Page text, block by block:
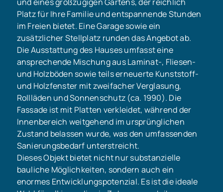
Platz für Ihre Familie und entspannende Stunden
im Freien bietet. Eine Garage sowie ein
zusätzlicher Stellplatz runden das Angebot ab.
Die Ausstattung des Hauses umfasst eine
ansprechende Mischung aus Laminat-, Fliesen-
und Holzböden sowie teils erneuerte Kunststoff-
und Holzfenster mit zweifacher Verglasung,
Rollläden und Sonnenschutz (ca. 1990). Die
Fassade ist mit Platten verkleidet, während der
Innenbereich weitgehend im ursprünglichen
Zustand belassen wurde, was den umfassenden
Sanierungsbedarf unterstreicht.
Dieses Objekt bietet nicht nur substanzielle
bauliche Möglichkeiten, sondern auch ein
enormes Entwicklungspotenzial. Es ist die ideale